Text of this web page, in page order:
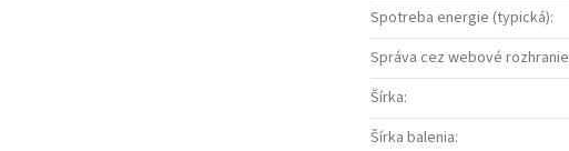
Spotreba energie (typická):
Správa cez webové rozhranie
Šírka:
Šírka balenia: